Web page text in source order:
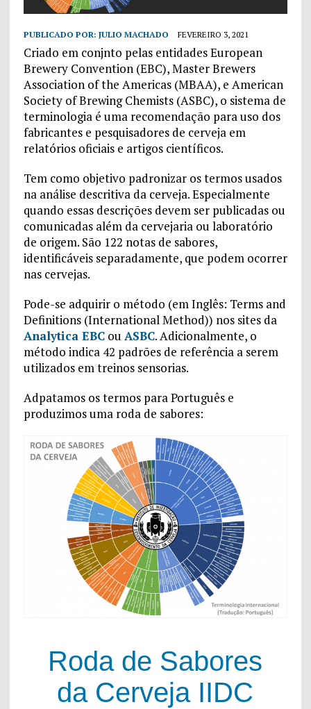
PUBLICADO POR: JULIO MACHADO FEVEREIRO 3, 2021
Criado em conjnto pelas entidades European
Brewery Convention (EBC), Master Brewers
Association of the Americas (MBAA), e American
Society of Brewing Chemists (ASBC), o sistema de
terminologia é uma recomendação para uso dos
fabricantes e pesquisadores de cerveja em
relatórios oficiais e artigos científicos.
Tem como objetivo padronizar os termos usados
na análise descritiva da cerveja. Especialmente
quando essas descrições devem ser publicadas ou
comunicadas além da cervejaria ou laboratório
de origem. São 122 notas de sabores,
identificáveis separadamente, que podem ocorrer
nas cervejas.
Pode-se adquirir o método (em Inglês: Terms and
Definitions (International Method)) nos sites da
Analytica EBCou ASBC. Adicionalmente, o
método indica 42 padrões de referência a serem
utilizados em treinos sensorias.
Adpatamos os termos para Português e
produzimos uma roda de sabores:
Roda de Sabores
da Cerveja IIDC